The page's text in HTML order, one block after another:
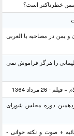
خطرناکتر است؟
یمن در مصاحبه با العربی
را هرگز فراموش نمی
مرداد 1364
دوره مجلس شورای
+ صوت و نکته خوانی -